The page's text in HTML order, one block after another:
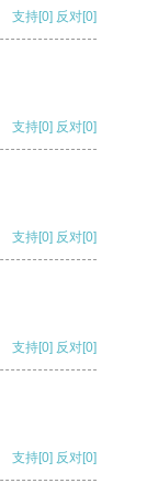
支持[0] 反对[0]
支持[0] 反对[0]
支持[0] 反对[0]
支持[0] 反对[0]
支持[0] 反对[0]